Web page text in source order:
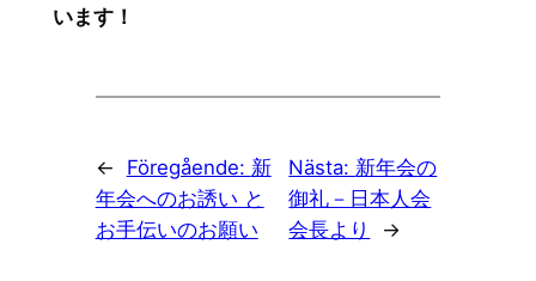
います！
← Föregående: 新
年会へのお誘い と
お手伝いのお願い
Nästa: 新年会の
御礼－日本人会
会長より
→